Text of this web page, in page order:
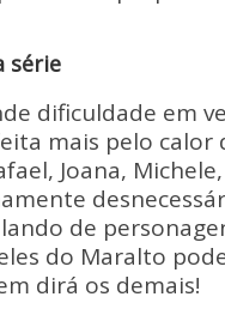
série
dificuldade em
mais pelo calor
Joana,
de
do Maralto
dirá os demais!